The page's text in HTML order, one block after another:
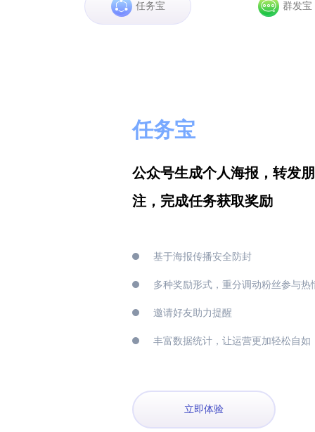
任务宝 群发宝
任务宝
公众号生成个人海报，转发
注，完成任务获取奖励
基于海报传播安全防封
多种奖励形式，重分调动粉丝参与热
邀请好友助力提醒
丰富数据统计，让运营更加轻松自如
立即体验